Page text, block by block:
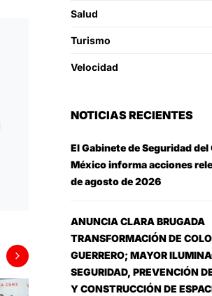
Salud
Turismo
Velocidad
NOTICIAS RECIENTES
El Gabinete de Seguridad
México informa acciones
de agosto de 2026
ANUNCIA CLARA BRUGADA
TRANSFORMACIÓN DE
GUERRERO; MAYOR
SEGURIDAD, PREVENCIÓN
Y CONSTRUCCIÓN DE